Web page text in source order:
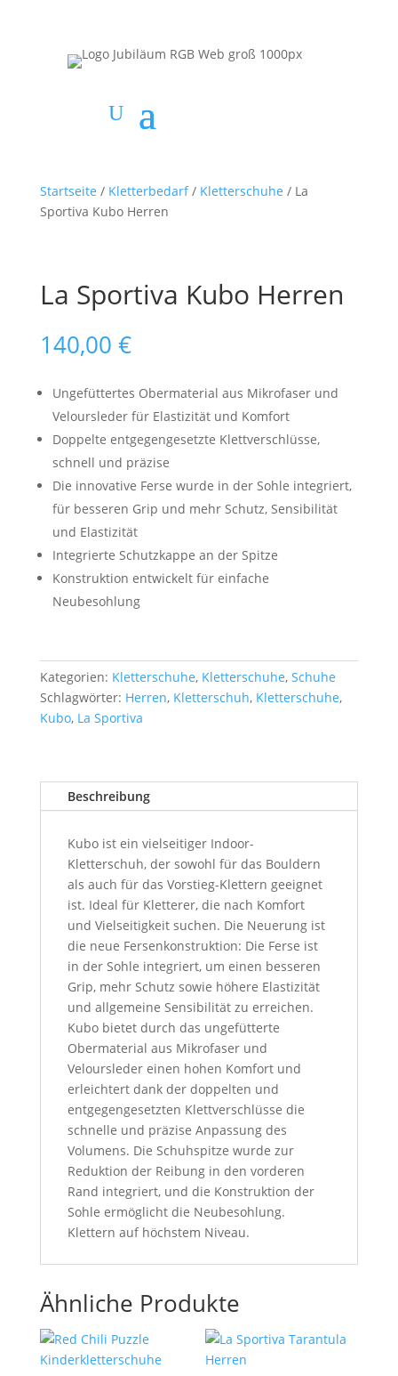
Startseite / Kletterbedarf/ Kletterschuhe / La
Sportiva Kubo Herren
La Sportiva Kubo Herren
140,00 €
Ungefüttertes Obermaterial aus Mikrofaser und
Veloursleder für Elastizität und Komfort
Doppelte entgegengesetzte Klettverschlüsse,
schnell und präzise
Die innovative Ferse wurde in der Sohle integriert,
für besseren Grip und mehr Schutz, Sensibilität
und Elastizität
Integrierte Schutzkappe an der Spitze
Konstruktion entwickelt für einfache
Neubesohlung
Kategorien: Kletterschuhe, Kletterschuhe, Schuhe
Schlagwörter: Herren, Kletterschuh, Kletterschuhe,
Kubo, La Sportiva
Beschreibung
Kubo ist ein vielseitiger Indoor-
Kletterschuh, der sowohl für das Bouldern
als auch für das Vorstieg-Klettern geeignet
ist. Ideal für Kletterer, die nach Komfort
und Vielseitigkeit suchen. Die Neuerung ist
die neue Fersenkonstruktion: Die Ferse ist
in der Sohle integriert, um einen besseren
Grip, mehr Schutz sowie höhere Elastizität
und allgemeine Sensibilität zu erreichen.
Kubo bietet durch das ungefütterte
Obermaterial aus Mikrofaser und
Veloursleder einen hohen Komfort und
erleichtert dank der doppelten und
entgegengesetzten Klettverschlüsse die
schnelle und präzise Anpassung des
Volumens. Die Schuhspitze wurde zur
Reduktion der Reibung in den vorderen
Rand integriert, und die Konstruktion der
Sohle ermöglicht die Neubesohlung.
Klettern auf höchstem Niveau.
Ähnliche Produkte